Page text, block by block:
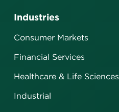
Industries
Consumer Markets
Financial Services
Healthcare & Life Sciences
Industrial